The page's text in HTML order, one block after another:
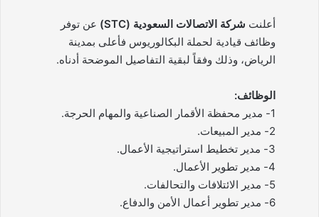
أعلنت شركة الاتصالات السعودية (STC)
عن توفر
وظائف قيادية لحملة البكالوريوس فأعلى بمدينة
الرياض، وذلك وفقاً لبقية التفاصيل الموضحة أدناه.
الوظائف:
1- مدير محفظة الأقمار الصناعية والمهام الحرجة.
2- مدير المبيعات.
3- مدير تخطيط استراتيجية الأعمال.
4- مدير تطوير الأعمال.
5- مدير الائتلافات والتحالفات.
6- مدير تطوير أعمال الأمن والدفاع.